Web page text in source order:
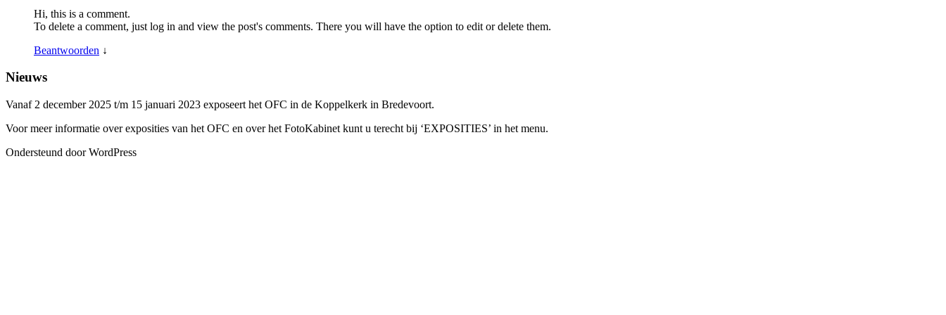
Hi, this is a comment.
To delete a comment, just log in and view the post's comments. There you will have the option to edit or delete them.
Beantwoorden ↓
Nieuws
Vanaf 2 december 2025 t/m 15 januari 2023 exposeert het OFC in de Koppelkerk in Bredevoort.
Voor meer informatie over exposities van het OFC en over het FotoKabinet kunt u terecht bij ‘EXPOSITIES’ in het menu.
Ondersteund door WordPress